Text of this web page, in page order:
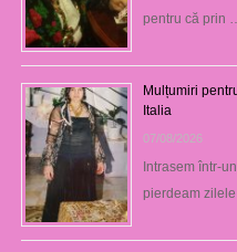
pentru că prin …
Mulțumiri
Italia
07/08/2026
Intrasem într-
pierdeam zilele